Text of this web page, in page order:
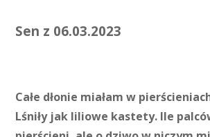
Sen z 06.03.2023
Całe dłonie miałam w
Lśniły jak liliowe kastety. Ile